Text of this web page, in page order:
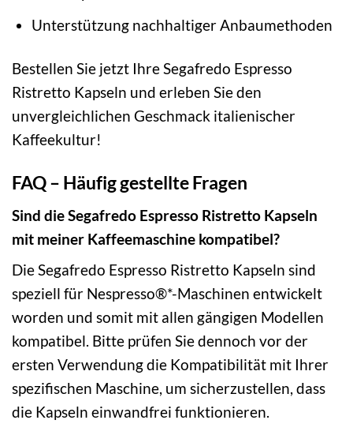
Unterstützung nachhaltiger Anbaumethoden
Bestellen Sie jetzt Ihre Segafredo Espresso
Ristretto Kapseln und erleben Sie den
unvergleichlichen Geschmack italienischer
Kaffeekultur!
FAQ – Häufig gestellte Fragen
Sind die Segafredo Espresso Ristretto Kapseln
mit meiner Kaffeemaschine kompatibel?
Die Segafredo Espresso Ristretto Kapseln sind
speziell für Nespresso®*-Maschinen entwickelt
worden und somit mit allen gängigen Modellen
kompatibel. Bitte prüfen Sie dennoch vor der
ersten Verwendung die Kompatibilität mit Ihrer
spezifischen Maschine, um sicherzustellen, dass
die Kapseln einwandfrei funktionieren.